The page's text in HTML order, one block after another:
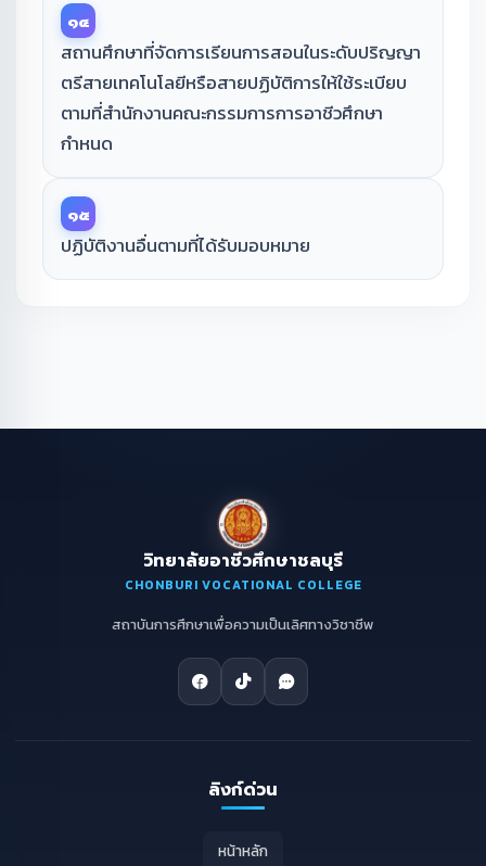
๑๔
สถานศึกษาที่จัดการเรียนการสอนในระดับปริญญา
ตรีสายเทคโนโลยีหรือสายปฏิบัติการให้ใช้ระเบียบ
ตามที่สำนักงานคณะกรรมการการอาชีวศึกษา
กำหนด
๑๕
ปฏิบัติงานอื่นตามที่ได้รับมอบหมาย
วิทยาลัยอาชีวศึกษาชลบุรี
CHONBURI VOCATIONAL COLLEGE
สถาบันการศึกษาเพื่อความเป็นเลิศทางวิชาชีพ
ลิงก์ด่วน
หน้าหลัก